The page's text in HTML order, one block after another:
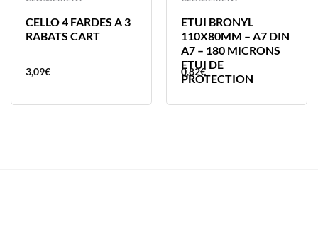
CELLO 4 FARDES A 3
RABATS CART
3,09€
ETUI BRONYL
110X80MM – A7 DIN
A7 – 180 MICRONS
ETUI DE
PROTECTION
0,82€